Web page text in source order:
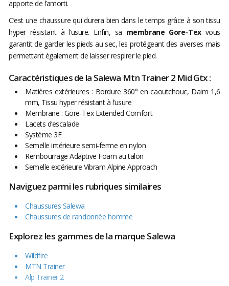
apporte de l’amorti.
C’est une chaussure qui durera bien dans le temps grâce à son tissu
hyper résistant à l’usure. Enfin, sa membrane Gore-Texvous
garantit de garder les pieds au sec, les protégeant des averses mais
permettant également de laisser respirer le pied.
Caractéristiques de la Salewa Mtn Trainer 2 Mid Gtx :
Matières extérieures : Bordure 360° en caoutchouc, Daim 1,6
mm, Tissu hyper résistant à l’usure
Membrane : Gore-Tex Extended Comfort
Lacets d’escalade
Système 3F
Semelle intérieure semi-ferme en nylon
Rembourrage Adaptive Foam au talon
Semelle extérieure Vibram Alpine Approach
Naviguez parmi les rubriques similaires
Chaussures Salewa
Chaussures de randonnée homme
Explorez les gammes de la marque Salewa
Wildfire
MTN Trainer
Alp Trainer 2